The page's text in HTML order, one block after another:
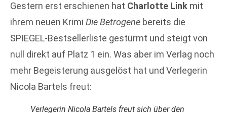
Gestern erst erschienen hat Charlotte Link mit
ihrem neuen Krimi Die Betrogene bereits die
SPIEGEL-Bestsellerliste gestürmt und steigt von
null direkt auf Platz 1 ein. Was aber im Verlag noch
mehr Begeisterung ausgelöst hat und Verlegerin
Nicola Bartels freut:
Verlegerin Nicola Bartels freut sich über den